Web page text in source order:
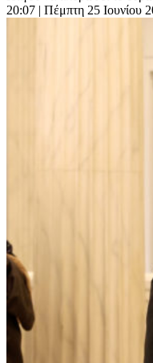
20:07 | Πέμπτη 25 Ιουνίου